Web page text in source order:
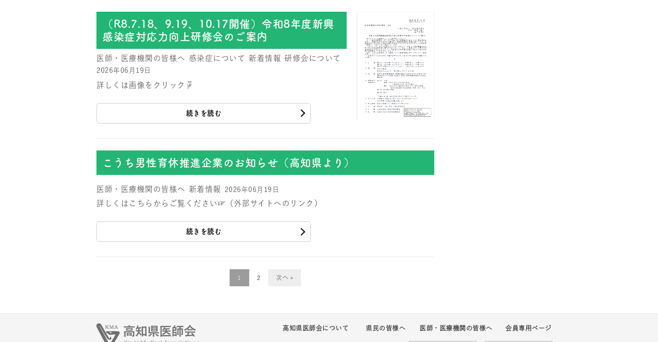
（R8.7.18、9.19、10.17開催）令和8年度新興
感染症対応力向上研修会のご案内
医師・医療機関の皆様へ 感染症について 新着情報 研修会について
2026年06月19日
詳しくは画像をクリック☟
続きを読む
こうち男性育休推進企業のお知らせ（高知県より）
医師・医療機関の皆様へ 新着情報 2026年06月19日
詳しくはこちらからご覧ください☞（外部サイトへのリンク）
続きを読む
1 2 次へ »
高知県医師会について 県民の皆様へ 医師・医療機関の皆様へ 会員専用ページ